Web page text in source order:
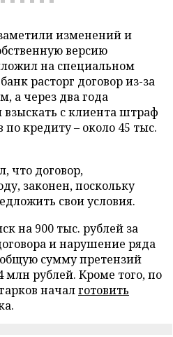
изменений и
версию
на специальном
расторг договор из-за
а через два года
взыскать с клиента штраф
по кредиту – около 45 тыс.
что договор,
законен, поскольку
свои условия.
на 900 тыс. рублей за
и нарушение ряда
сумму претензий
млн рублей. Кроме того, по
началготовить